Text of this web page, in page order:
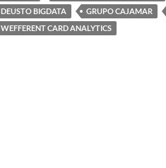
DEUSTO BIGDATA
GRUPO CAJAMAR
WEFFERENT CARD ANALYTICS